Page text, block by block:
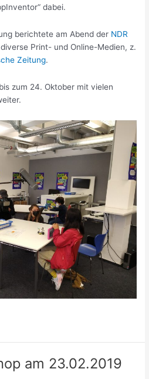
dabei.
berichtete am Abend der NDR
Print- und Online-Medien, z.
Zeitung.
zum 24. Oktober mit vielen
am 23.02.2019